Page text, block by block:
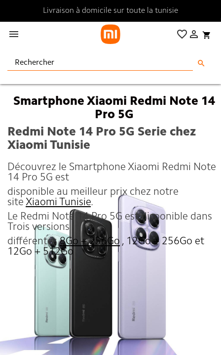
Livraison à domicile sur toute la tunisie
 shopping_cart

favorite_border
search
Smartphone Xiaomi Redmi Note 14
Pro 5G
Redmi Note 14 Pro 5G Serie chez
Xiaomi Tunisie
Découvrez le Smartphone Xiaomi Redmi Note
14 Pro 5G est
disponible au meilleur prix chez notre
site Xiaomi Tunisie.
Le Redmi Note 14 Pro 5G est disponible dans
Trois versions
différentes8Go + 256Go , 12Go + 256Go et
12Go + 512Go